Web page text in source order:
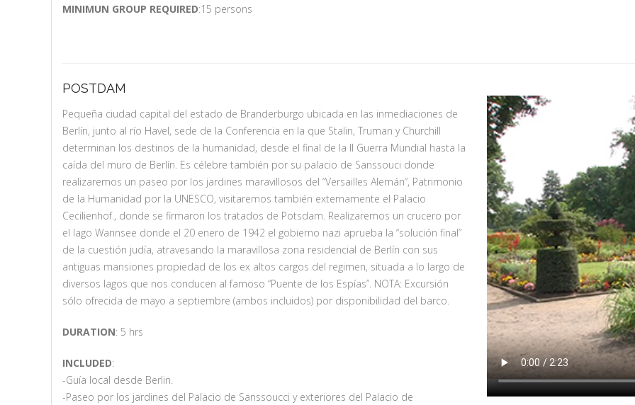
MINIMUN GROUP REQUIRED:15 persons
POSTDAM
Pequeña ciudad capital del estado de Branderburgo ubicada en las inmediaciones de
Berlín, junto al río Havel, sede de la Conferencia en la que Stalin, Truman y Churchill
determinan los destinos de la humanidad, desde el final de la II Guerra Mundial hasta la
caída del muro de Berlín. Es célebre también por su palacio de Sanssouci donde
realizaremos un paseo por los jardines maravillosos del “Versailles Alemán”, Patrimonio
de la Humanidad por la UNESCO, visitaremos también externamente el Palacio
Cecilienhof., donde se firmaron los tratados de Potsdam. Realizaremos un crucero por
el lago Wannsee donde el 20 enero de 1942 el gobierno nazi aprueba la “solución final”
de la cuestión judía, atravesando la maravillosa zona residencial de Berlín con sus
antiguas mansiones propiedad de los ex altos cargos del regimen, situada a lo largo de
diversos lagos que nos conducen al famoso “Puente de los Espías”. NOTA: Excursión
sólo ofrecida de mayo a septiembre (ambos incluidos) por disponibilidad del barco.
DURATION: 5 hrs
INCLUDED:
-Guía local desde Berlin.
-Paseo por los jardines del Palacio de Sanssoucci y exteriores del Palacio de